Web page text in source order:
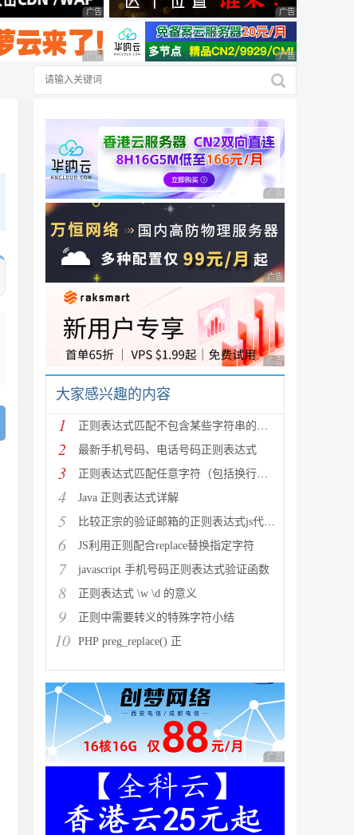
广告 商业广告，理性选择 广告 商业广告，理
广告 商业广告，理性选择 广告 商业广告，理
ご中🍺\🙂☀\☺❥(^_-)
记录.xlsx C:\Users\M58\Desktop\vpl使用
\\|?*]+\.[^\s\""]*)"; //只匹配
\\|?*]+(?![^\s\""]))";//匹配所有（
| RegexOptions.Multiline);
广告 商业广告，理性
广告 商业广告，理性
广告 商业广告，理性
大家感兴趣的内容
1 正则表达式匹配不包含某些字符串的技巧
2 最新手机号码、电话号码正则表达式
3 正则表达式匹配任意字符（包括换行符）的写法
4 Java 正则表达式详解
5 比较正宗的验证邮箱的正则表达式js代码详解
6 JS利用正则配合replace替换指定字符
7 javascript 手机号码正则表达式验证函数
8 正则表达式 \w \d 的意义
9 正则中需要转义的特殊字符小结
10 PHP preg_replace() 正
广告 商业广告，理性